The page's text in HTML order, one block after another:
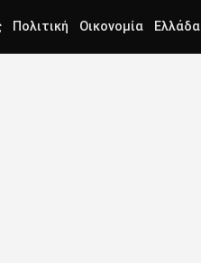
Πολιτική Οικονομία Ελλάδα